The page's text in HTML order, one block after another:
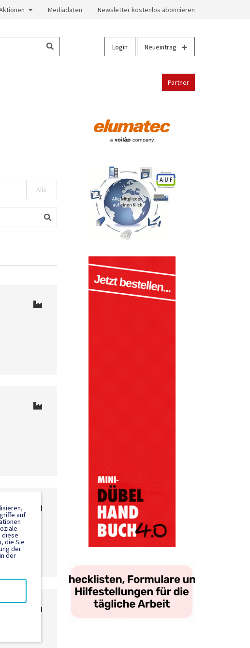
Mediadaten Newsletter kostenlos abonnieren
Login Neueintrag
Partner
Alle
auf
diese
die Sie
der
der